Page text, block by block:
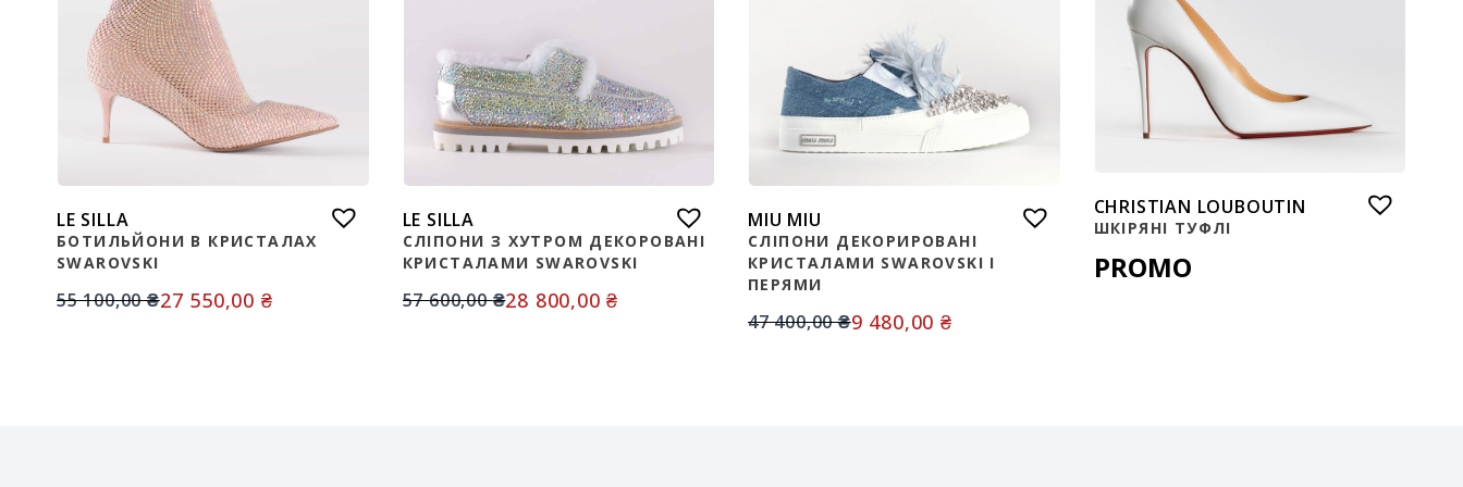
LE SILLA
БОТИЛЬЙОНИ В КРИСТАЛАХ
SWAROVSKI
55 100,00₴27 550,00 ₴
LE SILLA
СЛІПОНИ З ХУТРОМ ДЕКОРОВАНІ
КРИСТАЛАМИ SWAROVSKI
57 600,00₴28 800,00₴
MIU MIU
СЛІПОНИ ДЕКОРИРОВАНІ
КРИСТАЛАМИ SWAROVSKI І
ПЕРЯМИ
47 400,00₴9 480,00₴
CHRISTIAN LOUBOUTIN
ШКІРЯНІ ТУФЛІ
PROMO